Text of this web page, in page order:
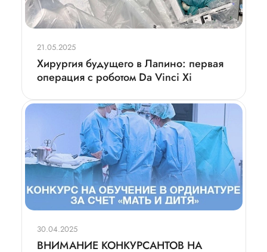
21.05.2025
Хирургия будущего в Лапино: первая
операция с роботом Da Vinci Xi
30.04.2025
ВНИМАНИЕ КОНКУРСАНТОВ НА